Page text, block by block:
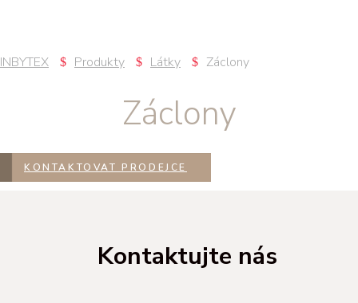
INBYTEX Produkty Látky Záclony
Záclony
KONTAKTOVAT PRODEJCE
Kontaktujte nás